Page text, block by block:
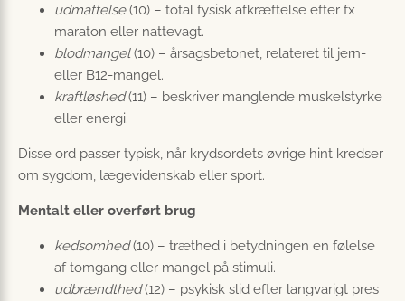
udmattelse(10) – total fysisk afkræftelse efter fx
maraton eller nattevagt.
blodmangel(10) – årsagsbetonet, relateret til jern-
eller B12-mangel.
kraftløshed(11) – beskriver manglende muskelstyrke
eller energi.
Disse ord passer typisk, når krydsordets øvrige hint kredser
om sygdom, lægevidenskab eller sport.
Mentalt eller overført brug
kedsomhed(10) – træthed i betydningen en følelse
af tomgang eller mangel på stimuli.
udbrændthed(12) – psykisk slid efter langvarigt pres